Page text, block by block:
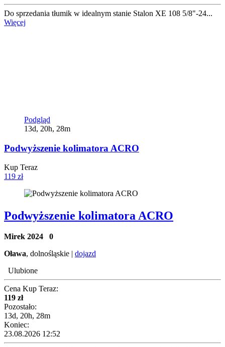
Do sprzedania tłumik w idealnym stanie Stalon XE 108 5/8"-24...
Więcej
Podgląd
13d, 20h, 28m
Podwyższenie kolimatora ACRO
Kup Teraz
119 zł
Podwyższenie kolimatora ACRO
Mirek 2024 0
Oława, dolnośląskie | dojazd
Ulubione
Cena Kup Teraz:
119 zł
Pozostało:
13d, 20h, 28m
Koniec:
23.08.2026 12:52